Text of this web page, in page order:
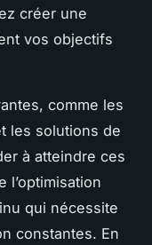
créer une
vos objectifs
comme les
les solutions de
à atteindre ces
l’optimisation
qui nécessite
constantes. En